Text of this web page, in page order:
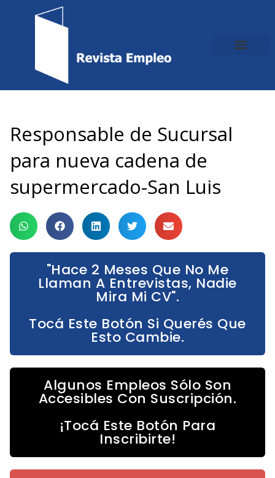
Responsable de Sucursal
para nueva cadena de
supermercado-San Luis
"Hace 2 Meses Que No Me
Llaman A Entrevistas, Nadie
Mira Mi CV".
Tocá Este Botón Si Querés Que
Esto Cambie.
Algunos Empleos Sólo Son
Accesibles Con Suscripción.
¡Tocá Este Botón Para
Inscribirte!